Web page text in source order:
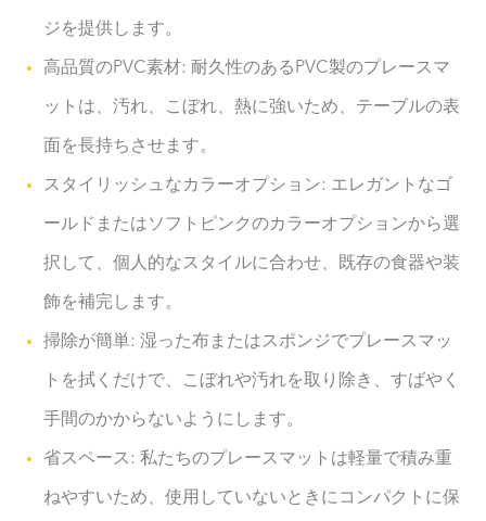
ジを提供します。
高品質のPVC素材: 耐久性のあるPVC製のプレースマ
ットは、汚れ、こぼれ、熱に強いため、テーブルの表
面を長持ちさせます。
スタイリッシュなカラーオプション: エレガントなゴ
ールドまたはソフトピンクのカラーオプションから選
択して、個人的なスタイルに合わせ、既存の食器や装
飾を補完します。
掃除が簡単: 湿った布またはスポンジでプレースマッ
トを拭くだけで、こぼれや汚れを取り除き、すばやく
手間のかからないようにします。
省スペース: 私たちのプレースマットは軽量で積み重
ねやすいため、使用していないときにコンパクトに保